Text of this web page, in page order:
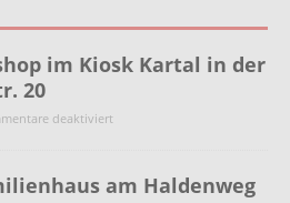
im Kiosk Kartal in der
20
deaktiviert
am Haldenweg